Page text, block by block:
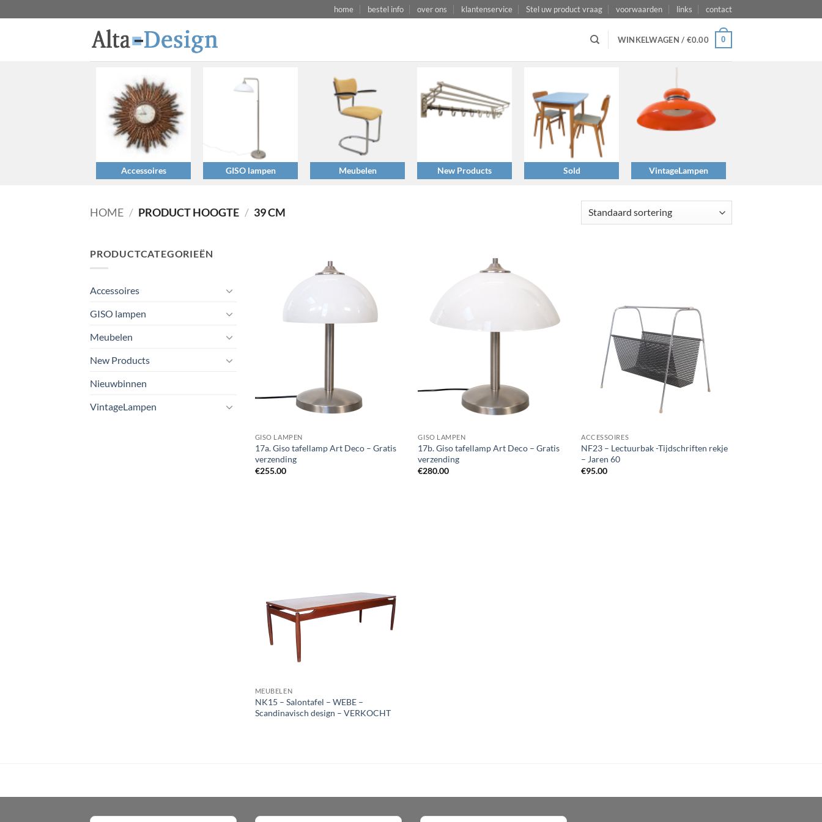
naar
home bestel info over ons klantenservice Stel uw product vraag voorwaarden links contact
WINKELWAGEN / €0.00 0
Accessoires GISO lampen Meubelen New Products Sold VintageLampen
HOME / PRODUCT HOOGTE / 39 CM
PRODUCTCATEGORIEËN
Accessoires
GISO lampen
Meubelen
New Products
Nieuwbinnen
VintageLampen
GISO LAMPEN
17a. Giso tafellamp Art Deco – Gratis
verzending
€255.00
GISO LAMPEN
17b. Giso tafellamp Art Deco – Gratis
verzending
€280.00
ACCESSOIRES
NF23 – Lectuurbak -Tijdschriften rekje
– Jaren 60
€95.00
MEUBELEN
NK15 – Salontafel – WEBE –
Scandinavisch design – VERKOCHT